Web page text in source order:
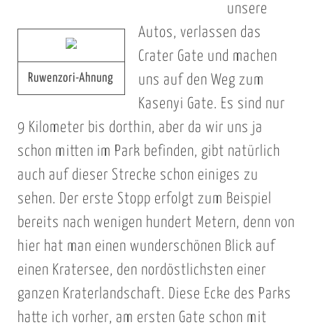
Ruwenzori-Ahnung
unsere
Autos, verlassen das
Crater Gate und machen
uns auf den Weg zum
Kasenyi Gate. Es sind nur
9 Kilometer bis dorthin, aber da wir uns ja
schon mitten im Park befinden, gibt natürlich
auch auf dieser Strecke schon einiges zu
sehen. Der erste Stopp erfolgt zum Beispiel
bereits nach wenigen hundert Metern, denn von
hier hat man einen wunderschönen Blick auf
einen Kratersee, den nordöstlichsten einer
ganzen Kraterlandschaft. Diese Ecke des Parks
hatte ich vorher, am ersten Gate schon mit